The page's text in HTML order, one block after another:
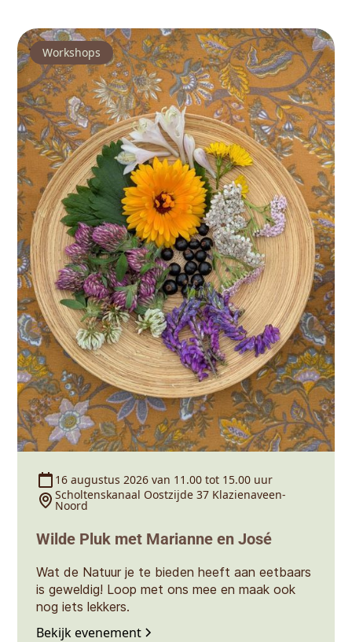
Workshops
16 augustus 2026 van 11.00 tot 15.00 uur
Scholtenskanaal Oostzijde 37 Klazienaveen-
Noord
Wilde Pluk met Marianne en José
Wat de Natuur je te bieden heeft aan eetbaars
is geweldig! Loop met ons mee en maak ook
nog iets lekkers.
Bekijk evenement